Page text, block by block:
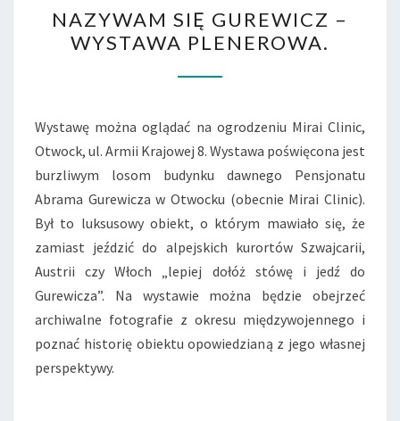
SIĘ
GUREWICZ
–
PLENEROWA.
NAZYWAM SIĘ GUREWICZ –
WYSTAWA PLENEROWA.
Wystawę można oglądać na ogrodzeniu Mirai Clinic,
Otwock, ul. Armii Krajowej 8. Wystawa poświęcona jest
burzliwym losom budynku dawnego Pensjonatu
Abrama Gurewicza w Otwocku (obecnie Mirai Clinic).
Był to luksusowy obiekt, o którym mawiało się, że
zamiast jeździć do alpejskich kurortów Szwajcarii,
Austrii czy Włoch „lepiej dołóż stówę i jedź do
Gurewicza”. Na wystawie można będzie obejrzeć
archiwalne fotografie z okresu międzywojennego i
poznać historię obiektu opowiedzianą z jego własnej
perspektywy.